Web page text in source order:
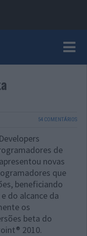
54 COMENTÁRIOS
de
novas
que
beneficiando
do alcance da
os
beta do
2010.